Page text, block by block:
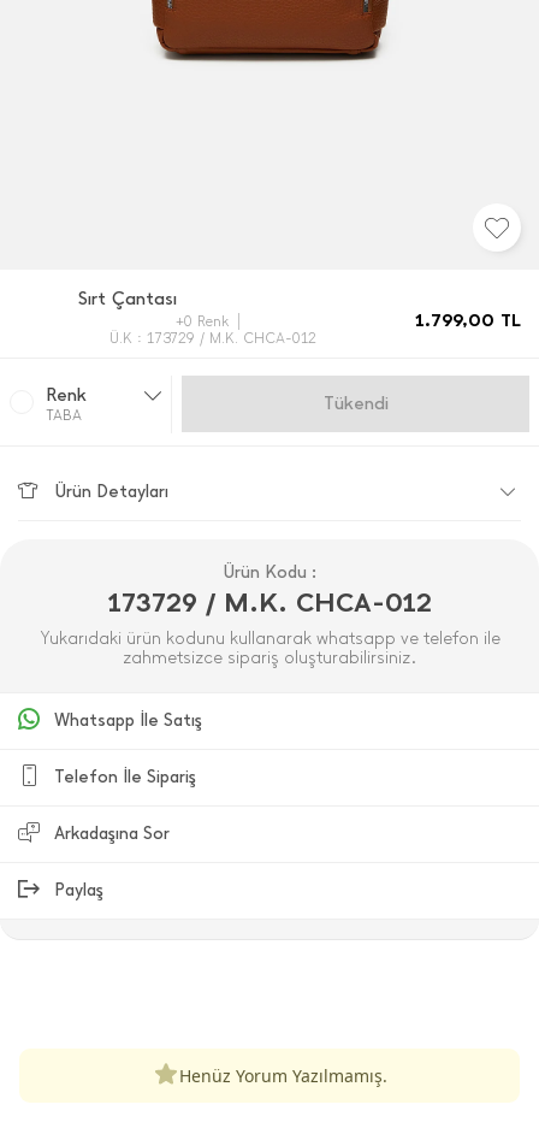
Sırt Çantası
+0 Renk
Ü.K : 173729 / M.K. CHCA-012
1.799,00 TL
Renk
TABA
Gelince Haber Ver
Ürün Detayları
Ürün Kodu :
173729 / M.K. CHCA-012
Yukarıdaki ürün kodunu kullanarak whatsapp ve telefon ile
zahmetsizce sipariş oluşturabilirsiniz.
Whatsapp İle Satış
Telefon İle Sipariş
Arkadaşına Sor
Paylaş
Henüz Yorum Yazılmamış.